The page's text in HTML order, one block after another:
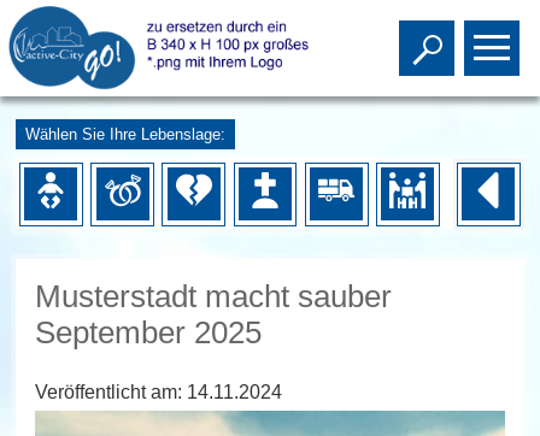
Toggle
Wählen Sie Ihre Lebenslage:
Musterstadt macht sauber
September 2025
Veröffentlicht am: 14.11.2024